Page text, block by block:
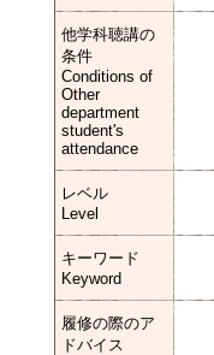
他学科聴講の
条件
Conditions of
Other
department
student's
attendance
レベル
Level
キーワード
Keyword
履修の際のア
ドバイス